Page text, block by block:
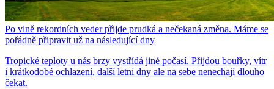
Po vlně rekordních veder přijde prudká a nečekaná změna. Máme se
pořádně připravit už na následující dny
Tropické teploty u nás brzy vystřídá jiné počasí. Přijdou bouřky, vítr
i krátkodobé ochlazení, další letní dny ale na sebe nenechají dlouho
čekat.